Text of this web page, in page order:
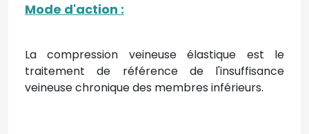
Mode d'action :
La compression veineuse élastique est le
traitement de référence de l'insuffisance
veineuse chronique des membres inférieurs.